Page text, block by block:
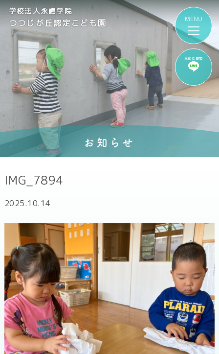
気軽に質問
学校法人永嶋学院
つつじが丘認定こども園
お知らせ
IMG_7894
2025.10.14